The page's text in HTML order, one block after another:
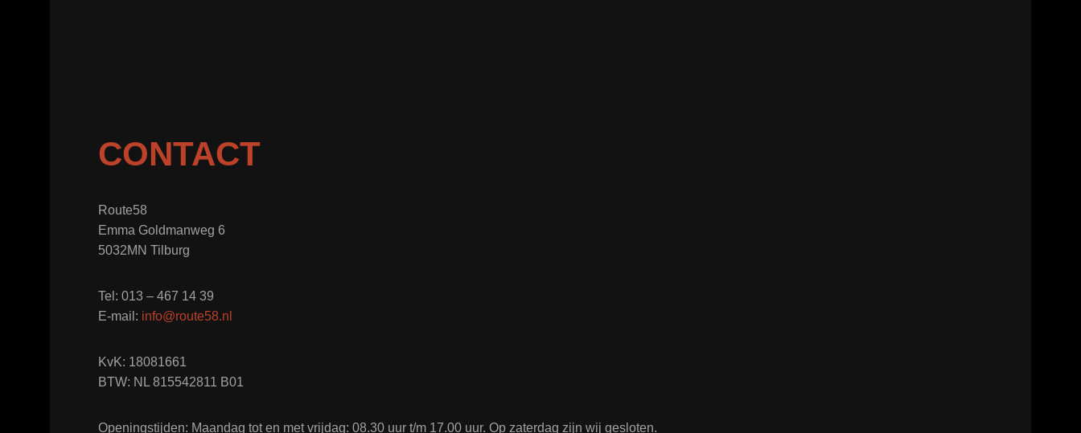
CONTACT
Route58
Emma Goldmanweg 6
5032MN Tilburg
Tel: 013 – 467 14 39
E-mail: info@route58.nl
KvK: 18081661
BTW: NL 815542811 B01
Openingstijden: Maandag tot en met vrijdag: 08.30 uur t/m 17.00 uur. Op zaterdag zijn wij gesloten.